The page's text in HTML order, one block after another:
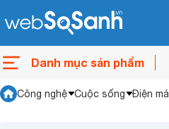
Danh mục sản phẩm
Công nghệ Cuộc sống Điện